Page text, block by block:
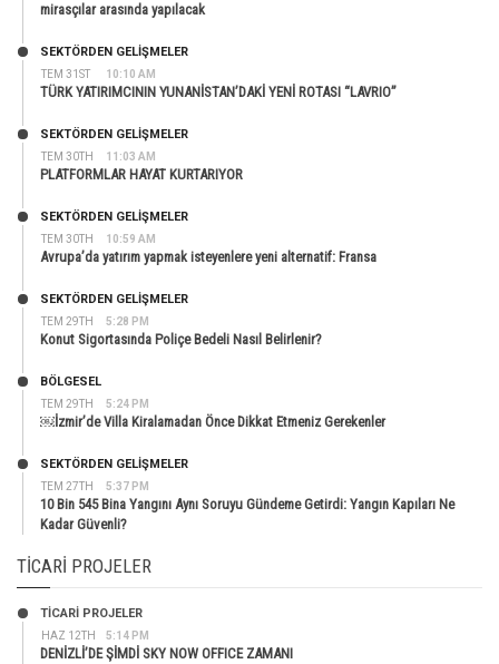
mirasçılar arasında yapılacak
TEM 31ST 10:10 AM
SEKTÖRDEN GELIŞMELER
TÜRK YATIRIMCININ YUNANİSTAN’DAKİ YENİ ROTASI “LAVRIO”
TEM 30TH 11:03 AM
SEKTÖRDEN GELIŞMELER
PLATFORMLAR HAYAT KURTARIYOR
TEM 30TH 10:59 AM
SEKTÖRDEN GELIŞMELER
Avrupa’da yatırım yapmak isteyenlere yeni alternatif: Fransa
TEM 29TH 5:28 PM
SEKTÖRDEN GELIŞMELER
Konut Sigortasında Poliçe Bedeli Nasıl Belirlenir?
TEM 29TH 5:24 PM
BÖLGESEL
￼İzmir’de Villa Kiralamadan Önce Dikkat Etmeniz Gerekenler
TEM 27TH 5:37 PM
SEKTÖRDEN GELIŞMELER
10 Bin 545 Bina Yangını Aynı Soruyu Gündeme Getirdi: Yangın Kapıları Ne
Kadar Güvenli?
TICARI PROJELER
HAZ 12TH 5:14 PM
TİCARİ PROJELER
DENİZLİ’DE ŞİMDİ SKY NOW OFFICE ZAMANI